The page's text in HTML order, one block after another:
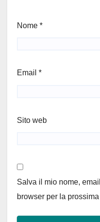
Nome *
Email *
Sito web
Salva il mio nome,
browser per la